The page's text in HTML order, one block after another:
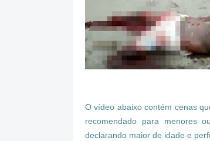
O vídeo abaixo contém cenas
recomendado para menores
declarando maior de idade e